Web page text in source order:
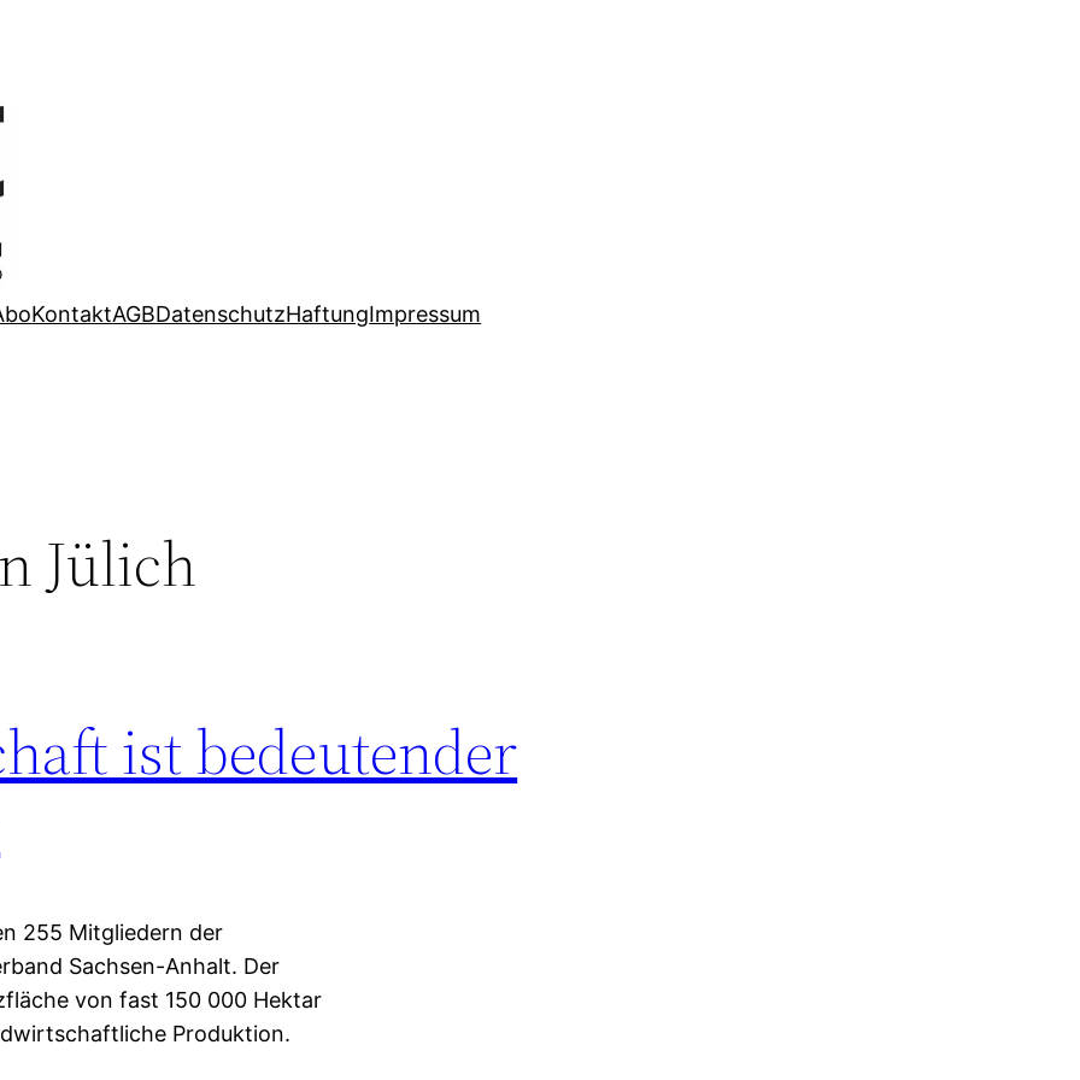
KontaktAGBDatenschutzHaftungImpressum
Jülich
ist bedeutender
255 Mitgliedern der
Sachsen-Anhalt. Der
von fast 150 000 Hektar
Produktion.